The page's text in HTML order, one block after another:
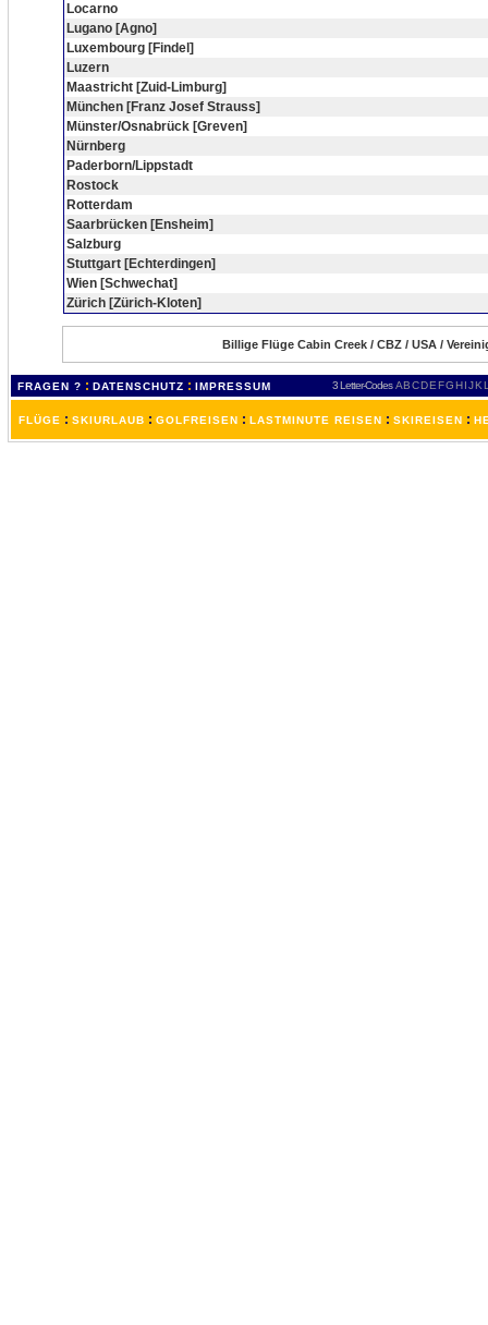
Locarno
Lugano [Agno]
Luxembourg [Findel]
Luzern
Maastricht [Zuid-Limburg]
München [Franz Josef Strauss]
Münster/Osnabrück [Greven]
Nürnberg
Paderborn/Lippstadt
Rostock
Rotterdam
Saarbrücken [Ensheim]
Salzburg
Stuttgart [Echterdingen]
Wien [Schwechat]
Zürich [Zürich-Kloten]
Billige Flüge Cabin Creek / CBZ / USA /
FRAGEN ? : DATENSCHUTZ : IMPRESSUM 3 Letter-Codes ABCDEFGH IJKL
FLÜGE : SKIURLAUB : GOLFREISEN : LASTMINUTE REISEN : SKIREISEN :